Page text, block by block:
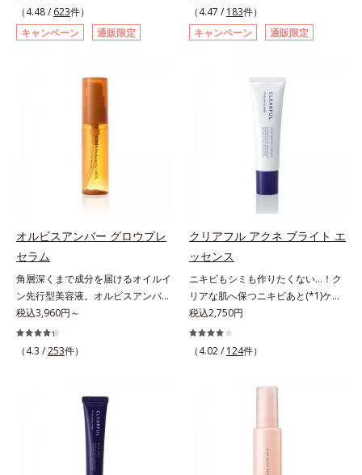
しくする使いごこちを叶えました。
*1 メラニンの蓄積を抑え、シミ・
ソバカスを防ぐ*2 デクスパンテノ
と*4 うるおいによる透明感のある
肌*5 ターンオーバーを促進して、
メラニンの塊を微細化すること*6
アルテアエキス配合＝保湿成分各商
品の詳しい情報は商品ページをご覧
ください。・BEAUTY夏祭りは、こ
る肌悩み(*2)にブレーキをかけ、化
粧水前の土台(*3)づくりで、うるお
いに満ち満ちた内側から弾むような
と不安…。いろいろケアしているの
そんな大人の肌悩みにアプローチす
る先行型美容液です。日本初(*1)、
毛穴約1/1000ナノサイズの極小カ
プセルの表面は肌になじみやすい構
造(*4)。内包した美容成分(*5)の浸
透をサポートし、角層すみずみをう
おいの通り道”を作って化粧水のな
じみ感をUP。化粧水前に使うこと
で、普段の化粧水の手ごたえをより
実感できる、しっとり整った肌状態
へ。化粧水前に2プッシュ使うだけ
で、うるおいのすき間にぐんぐん入
り込み、うるおいで満ち満ちたハリ
のある美肌へと整えます。*1 クチ
ン、フィトステロールズ、（Ｃ１２
－２０）アルキルグルコシドの組み
合わせが初（2023年4月 Mintel社デ
ータベースによる当社調べ）*2 う
るおい不足など*3 お手入れのファ
（4.48 / 623件）
キャンペーン
通販限定
んやり気持ちいいジェルでお肌をレ
スキュー！ メラニンの産生指令が
活発になる夜の肌環境に着目して、
(*2)ツヤ肌”へと整える夜用ジェルパ
ックです。ぷるぷるジェルを肌にの
せると、シートマスクのようにピタ
ッと密着。水ハリ膜が肌のうるおい
をキープしながら、やわらかさをア
ップ。美白(*1)と保湿の両方にアプ
SG(*3)」、肌荒れや日焼けによる肌
のほてりを予防する「グリチルリチ
ン酸ジカリウム(*4)」など、たっぷ
りの保湿成分が浸透しやすい肌環境
を叶えます。はじめはピタッと密着
するテクスチャーは、肌になじむご
とにもっちり質感に、最後はなめら
かな水膜へと3変化。普段の保湿液
をこのジェルにおきかえて塗って眠
るだけで、うるおいながらもベタつ
シミ・ソバカスを防ぐ）と保湿のこ
と*3 明るく澄んだ肌を目指す保湿
成分と、メラニンの生成を抑え、シ
（4.47 / 183件）
キャンペーン
通販限定
オルビスアンバー グロウプレ
セラム
角層深くまで成分を届けるオイルイ
ン先行型美容液。オルビスアンバー
は、いつも⾃然体で美しくありたい
と願う⼤⼈世代に寄り添うブランド
です。年齢印象研究に基づいた肌サ
手軽なお手入れで賢いケアを。ライ
フスタイルになじむ、若々しい印象
(*1)作りのサポートをします。オル
ビスアンバー グロウプレセラムオ
イルイン先⾏型美容液「オルビスア
税込3,960円～
（4.3 /253件）
クリアフル アクネ ブライト エ
ッセンス
ニキビもシミも作りたくない…！ク
リアな肌へ保つニキビあと(*1)ケア
(*2)美容液。クリアな肌へ保つ、ニ
キビあと(*1)ケア(*2)美容液です。
ニキビあとをケアしてシミを予防す
ビ・肌荒れ予防と保湿にアプローチ
します。こっくりテクスチャーが肌
の上でほぐれてするっとなじみ、ベ
税込2,750円
（4.02 / 124件）